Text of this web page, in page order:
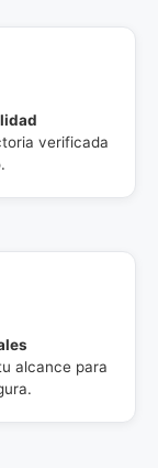
verificada
alcance para